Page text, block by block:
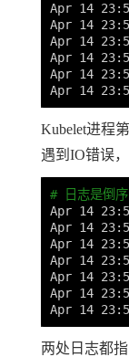
Apr 14
Apr 14
Apr 14
Apr 14
Apr 14
Apr 14
Kubelet进程
遇到IO错误
# 日志是倒
Apr 14
Apr 14
Apr 14
Apr 14
Apr 14
Apr 14
两处日志都